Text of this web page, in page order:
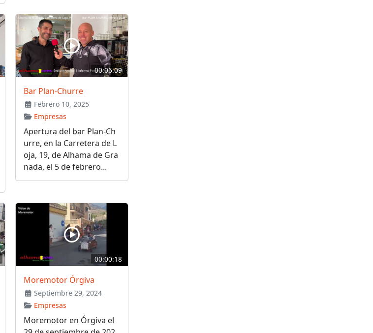
00:06:09
Bar Plan-Churre
Febrero 10, 2025
Empresas
Apertura del bar Plan-Ch
urre, en la Carretera de L
oja, 19, de Alhama de Gra
nada, el 5 de febrero...
00:00:18
Moremotor Órgiva
Septiembre 29, 2024
Empresas
Moremotor en Órgiva el